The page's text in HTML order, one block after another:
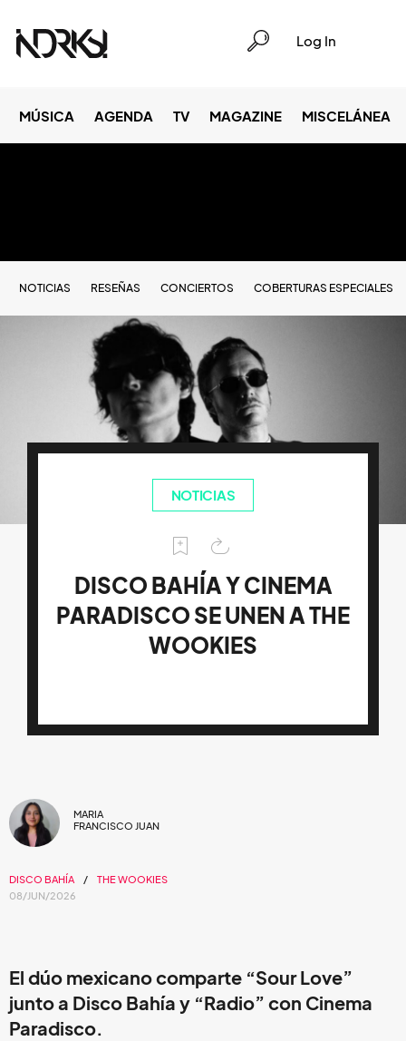
Log In
MÚSICA AGENDA TV MAGAZINE MISCELÁNEA
NOTICIAS RESEÑAS CONCIERTOS COBERTURAS ESPECIALES
NOTICIAS
DISCO BAHÍA Y CINEMA
PARADISCO SE UNEN A THE
WOOKIES
MARIA
FRANCISCO JUAN
DISCO BAHÍA
THE WOOKIES
08/JUN/2026
El dúo mexicano comparte “Sour Love”
junto a Disco Bahía y “Radio” con Cinema
Paradisco.